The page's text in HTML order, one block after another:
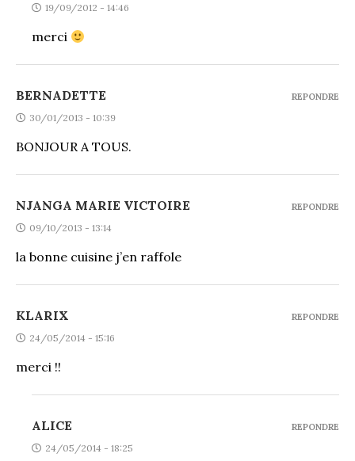
19/09/2012 - 14:46
merci
BERNADETTE
30/01/2013 - 10:39
BONJOUR A TOUS.
REPONDRE
NJANGA MARIE VICTOIRE
09/10/2013 - 13:14
la bonne cuisine j’en raffole
REPONDRE
KLARIX
24/05/2014 - 15:16
merci !!
REPONDRE
ALICE
24/05/2014 - 18:25
REPONDRE